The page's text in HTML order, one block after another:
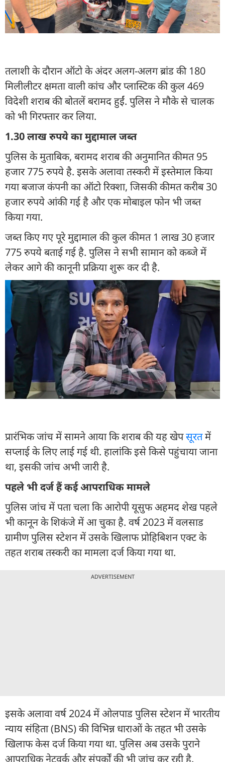
तलाशी के दौरान ऑटो के अंदर अलग-अलग ब्रांड की 180
मिलीलीटर क्षमता वाली कांच और प्लास्टिक की कुल 469
विदेशी शराब की बोतलें बरामद हुईं. पुलिस ने मौके से चालक
को भी गिरफ्तार कर लिया.
1.30 लाख रुपये का मुद्दामाल जब्त
पुलिस के मुताबिक, बरामद शराब की अनुमानित कीमत 95
हजार 775 रुपये है. इसके अलावा तस्करी में इस्तेमाल किया
गया बजाज कंपनी का ऑटो रिक्शा, जिसकी कीमत करीब 30
हजार रुपये आंकी गई है और एक मोबाइल फोन भी जब्त
किया गया.
जब्त किए गए पूरे मुद्दामाल की कुल कीमत 1 लाख 30 हजार
775 रुपये बताई गई है. पुलिस ने सभी सामान को कब्जे में
लेकर आगे की कानूनी प्रक्रिया शुरू कर दी है.
प्रारंभिक जांच में सामने आया कि शराब की यह खेपसूरतमें
सप्लाई के लिए लाई गई थी. हालांकि इसे किसे पहुंचाया जाना
था, इसकी जांच अभी जारी है.
पहले भी दर्ज हैं कई आपराधिक मामले
पुलिस जांच में पता चला कि आरोपी यूसुफ अहमद शेख पहले
भी कानून के शिकंजे में आ चुका है. वर्ष 2023 में वलसाड
ग्रामीण पुलिस स्टेशन में उसके खिलाफ प्रोहिबिशन एक्ट के
तहत शराब तस्करी का मामला दर्ज किया गया था.
ADVERTISEMENT
इसके अलावा वर्ष 2024 में ओलपाड पुलिस स्टेशन में भारतीय
न्याय संहिता (BNS) की विभिन्न धाराओं के तहत भी उसके
खिलाफ केस दर्ज किया गया था. पुलिस अब उसके पुराने
आपराधिक नेटवर्क और संपर्कों की भी जांच कर रही है.